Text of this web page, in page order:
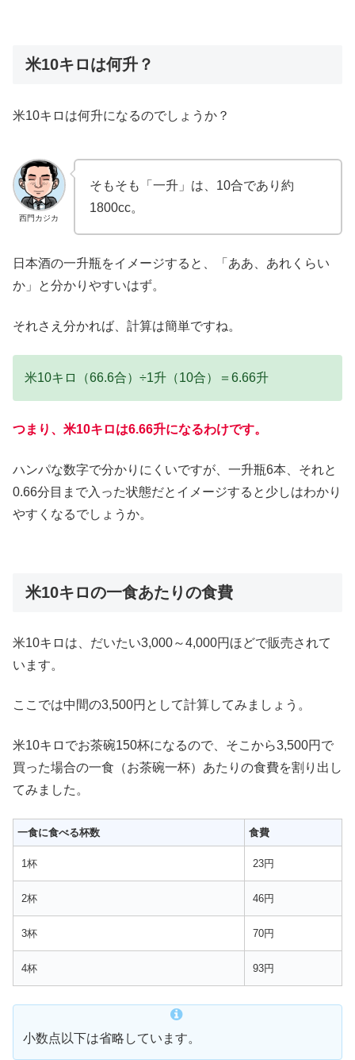
米10キロは何升？
米10キロは何升になるのでしょうか？
西門カジカ
そもそも「一升」は、10合であり約
1800cc。
日本酒の一升瓶をイメージすると、「ああ、あれくらい
か」と分かりやすいはず。
それさえ分かれば、計算は簡単ですね。
米10キロ（66.6合）÷1升（10合）＝6.66升
つまり、米10キロは6.66升になるわけです。
ハンパな数字で分かりにくいですが、一升瓶6本、それと
0.66分目まで入った状態だとイメージすると少しはわかり
やすくなるでしょうか。
米10キロの一食あたりの食費
米10キロは、だいたい3,000～4,000円ほどで販売されて
います。
ここでは中間の3,500円として計算してみましょう。
米10キロでお茶碗150杯になるので、そこから3,500円で
買った場合の一食（お茶碗一杯）あたりの食費を割り出し
てみました。
一食に食べる杯数 食費
1杯 23円
2杯 46円
3杯 70円
4杯 93円
小数点以下は省略しています。